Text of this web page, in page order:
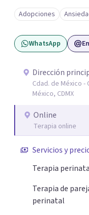
relacionados con la
Mi enfoque se basa
la historia de cada
desarrollar
que buscar ayuda
autocuidado. Mi
comprender mejor
recursos personales
congruente con tus
Adopciones
WhatsApp
Dirección
Cdad. de México -
México, CDMX
Online
Terapia online
Servicios y
Terapia
Terapia de
perinatal